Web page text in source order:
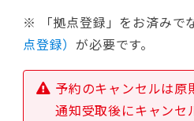
※ 「拠点登録」をお済みで
点登録）が必要です。
予約のキャンセルは原
通知受取後にキャンセ